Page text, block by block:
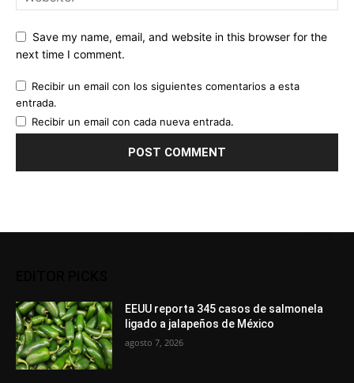
Save my name, email, and website in this browser for the
next time I comment.
Recibir un email con los siguientes comentarios a esta
entrada.
Recibir un email con cada nueva entrada.
EEUU reporta 345 casos de salmonela
ligado a jalapeños de México
agosto 7, 2026